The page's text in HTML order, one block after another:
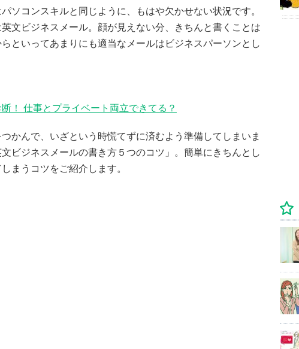
ソコンスキルと同じように、もはや欠かせない状況です。
文ビジネスメール。顔が見えない分、きちんと書くことは
といってあまりにも適当なメールはビジネスパーソンとし
！ 仕事とプライベート両立できてる？
かんで、いざという時慌てずに済むよう準備してしまいま
ビジネスメールの書き方５つのコツ」。簡単にきちんとし
まうコツをご紹介します。